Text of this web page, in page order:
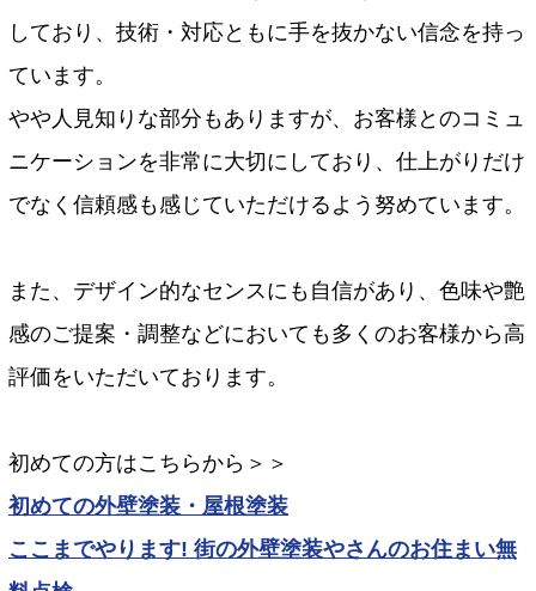
しており、技術・対応ともに手を抜かない信念を持っ
ています。
やや人見知りな部分もありますが、お客様とのコミュ
ニケーションを非常に大切にしており、仕上がりだけ
でなく信頼感も感じていただけるよう努めています。
また、デザイン的なセンスにも自信があり、色味や艶
感のご提案・調整などにおいても多くのお客様から高
評価をいただいております。
初めての方はこちらから＞＞
初めての外壁塗装・屋根塗装
ここまでやります! 街の外壁塗装やさんのお住まい無